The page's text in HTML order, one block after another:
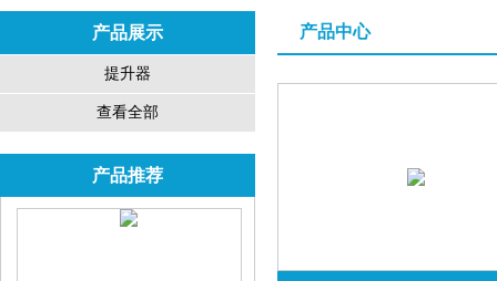
产品展示
提升器
查看全部
产品推荐
产品中心